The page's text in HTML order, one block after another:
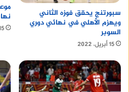
سبورتنج يحقق فوزه الثاني
ويهزم الأهلي في نهائي دوري
السوبر
15 أبريل، 2022
15